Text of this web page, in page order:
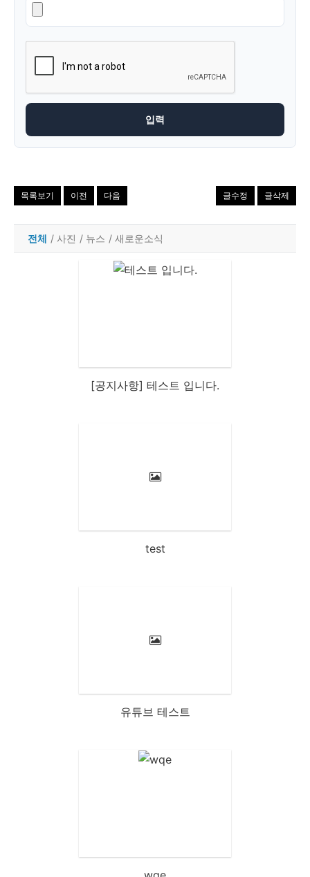
목록보기 이전 다음 글수정 글삭제
전체 / 사진 / 뉴스 / 새로운소식
[공지사항] 테스트 입니다.
test
유튜브 테스트